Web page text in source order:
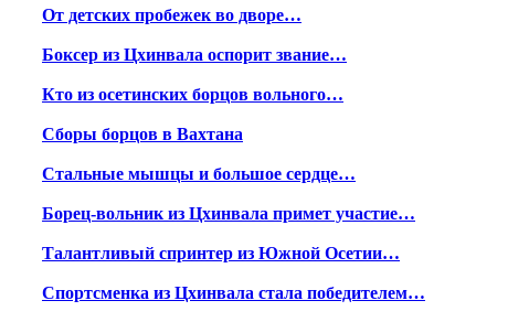
От детских пробежек во дворе…
Боксер из Цхинвала оспорит звание…
Кто из осетинских борцов вольного…
Сборы борцов в Вахтана
Стальные мышцы и большое сердце…
Борец-вольник из Цхинвала примет участие…
Талантливый спринтер из Южной Осетии…
Спортсменка из Цхинвала стала победителем…